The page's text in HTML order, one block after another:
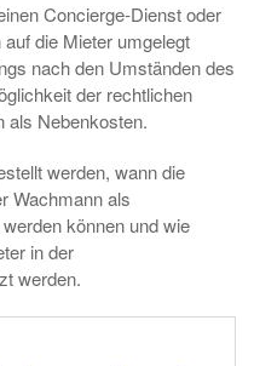
Concierge-Dienst oder
die Mieter umgelegt
nach den Umständen des
der rechtlichen
als Nebenkosten.
werden, wann die
Wachmann als
können und wie
in der
werden.